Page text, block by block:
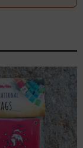
na stránce produktu